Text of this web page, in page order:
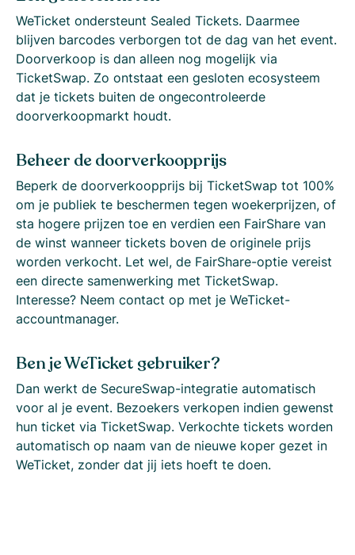
WeTicket ondersteunt Sealed Tickets. Daarmee
blijven barcodes verborgen tot de dag van het event.
Doorverkoop is dan alleen nog mogelijk via
TicketSwap. Zo ontstaat een gesloten ecosysteem
dat je tickets buiten de ongecontroleerde
doorverkoopmarkt houdt.
Beheer de doorverkoopprijs
Beperk de doorverkoopprijs bij TicketSwap tot 100%
om je publiek te beschermen tegen woekerprijzen, of
sta hogere prijzen toe en verdien een FairShare van
de winst wanneer tickets boven de originele prijs
worden verkocht. Let wel, de FairShare-optie vereist
een directe samenwerking met TicketSwap.
Interesse? Neem contact op met je WeTicket-
accountmanager.
Ben je WeTicket gebruiker?
Dan werkt de SecureSwap-integratie automatisch
voor al je event. Bezoekers verkopen indien gewenst
hun ticket via TicketSwap. Verkochte tickets worden
automatisch op naam van de nieuwe koper gezet in
WeTicket, zonder dat jij iets hoeft te doen.